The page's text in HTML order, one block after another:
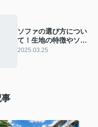
ソファの選び方につい
て！生地の特徴やソフ
ァを購入する際のポイ
2025.03.25